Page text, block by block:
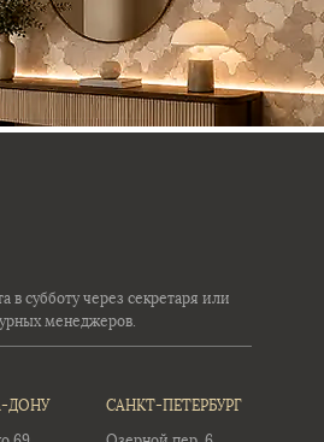
в субботу через секретаря или
менеджеров.
ДОНУ САНКТ-ПЕТЕРБУРГ